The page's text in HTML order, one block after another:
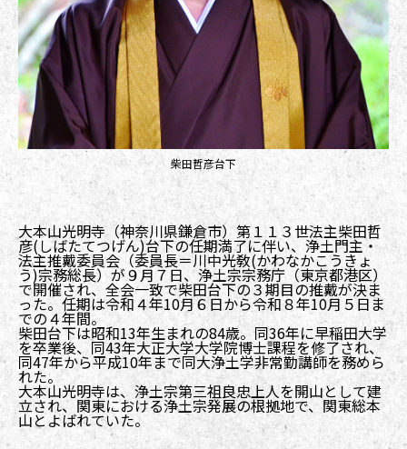
柴田哲彦台下
大本山光明寺（神奈川県鎌倉市）第１１３世法主柴田哲
彦(しばたてつげん)台下の任期満了に伴い、浄土門主・
法主推戴委員会（委員長＝川中光敎(かわなかこうきょ
う)宗務総長）が９月７日、浄土宗宗務庁（東京都港区）
で開催され、全会一致で柴田台下の３期目の推戴が決ま
った。任期は令和４年10月６日から令和８年10月５日ま
での４年間。
柴田台下は昭和13年生まれの84歳。同36年に早稲田大学
を卒業後、同43年大正大学大学院博士課程を修了され、
同47年から平成10年まで同大浄土学非常勤講師を務めら
れた。
大本山光明寺は、浄土宗第三祖良忠上人を開山として建
立され、関東における浄土宗発展の根拠地で、関東総本
山とよばれていた。